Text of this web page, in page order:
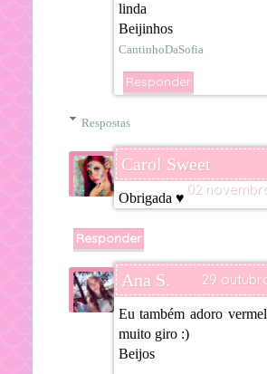
linda
Beijinhos
CantinhoDaSofia
Responder
Respostas
Carol Sweet
02
Obrigada ♥
Responder
Ana S. 29
Eu também adoro
muito giro :)
Beijos